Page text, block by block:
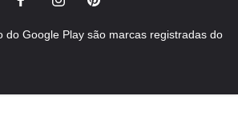
do Google Play são marcas registradas do